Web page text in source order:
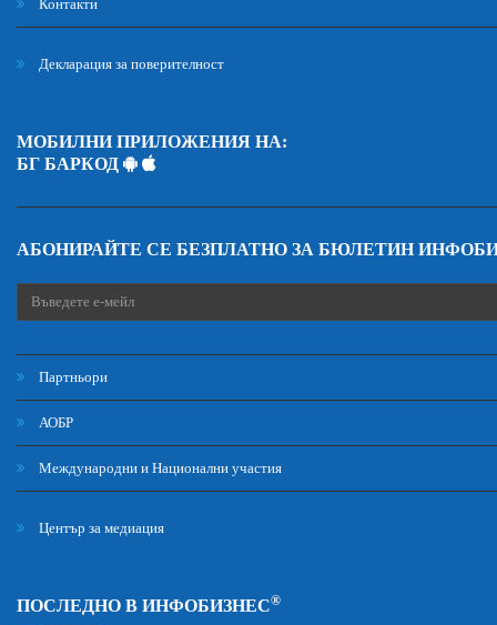
Контакти
Декларация за поверителност
МОБИЛНИ ПРИЛОЖЕНИЯ НА:
БГ БАРКОД
АБОНИРАЙТЕ СЕ БЕЗПЛАТНО ЗА БЮЛЕТИН
Партньори
АОБР
Международни и Национални участия
Център за медиация
ПОСЛЕДНО В ИНФОБИЗНЕС®